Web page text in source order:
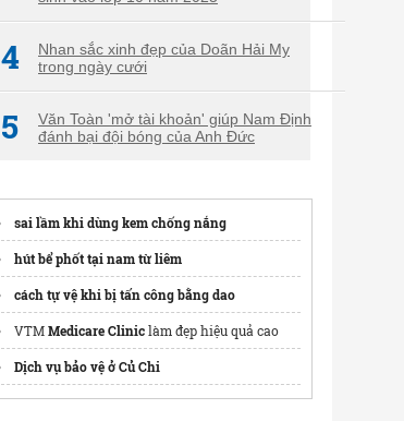
4
Nhan sắc xinh đẹp của Doãn Hải My
trong ngày cưới
5
Văn Toàn 'mở tài khoản' giúp Nam Định
đánh bại đội bóng của Anh Đức
sai lầm khi dùng kem chống nắng
hút bể phốt tại nam từ liêm
cách tự vệ khi bị tấn công bằng dao
VTMMedicare Cliniclàm đẹp hiệu quả cao
Dịch vụ bảo vệ ở Củ Chi